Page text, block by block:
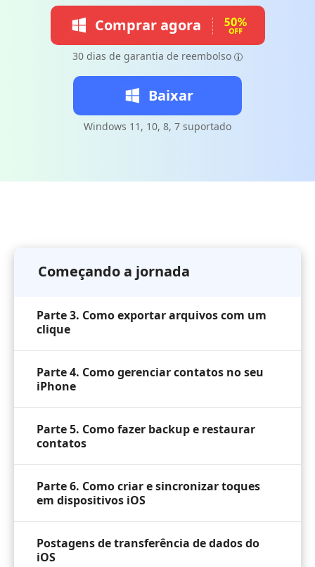
Comprar agora
30 dias de garantia de reembolso
Baixar
Windows 11, 10, 8, 7 suportado
Começando a jornada
iDevice para PC, iTunes e outro iDevice
Parte 3. Como exportar arquivos com um
clique
Parte 4. Como gerenciar contatos no seu
iPhone
Parte 5. Como fazer backup e restaurar
contatos
Parte 6. Como criar e sincronizar toques
em dispositivos iOS
Postagens de transferência de dados do
iOS